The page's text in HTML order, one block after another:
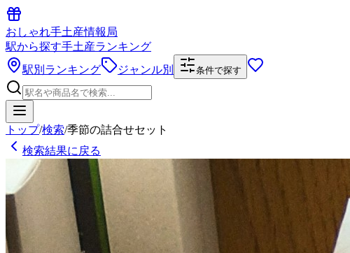
おしゃれ手土産情報局
駅から探す手土産ランキング
駅別ランキング
ジャンル別 条件で探す
トップ/検索/季節の詰合せセット
検索結果に戻る